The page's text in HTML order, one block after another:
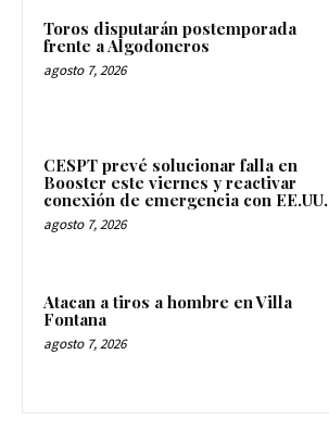
Toros disputarán postemporada
frente a Algodoneros
agosto 7, 2026
CESPT prevé solucionar falla en
Booster este viernes y reactivar
conexión de emergencia con EE.UU.
agosto 7, 2026
Atacan a tiros a hombre en Villa
Fontana
agosto 7, 2026